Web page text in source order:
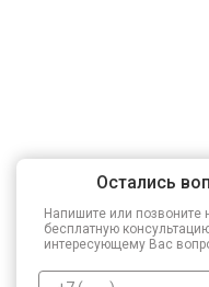
Остались
Напишите или позвоните
бесплатную
интересующему Вас